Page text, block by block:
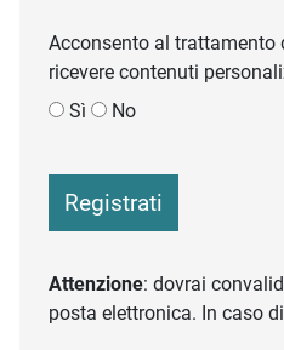
Acconsento al trattamento
ricevere contenuti
Sì
No
Registrati
Attenzione: dovrai
posta elettronica. In caso